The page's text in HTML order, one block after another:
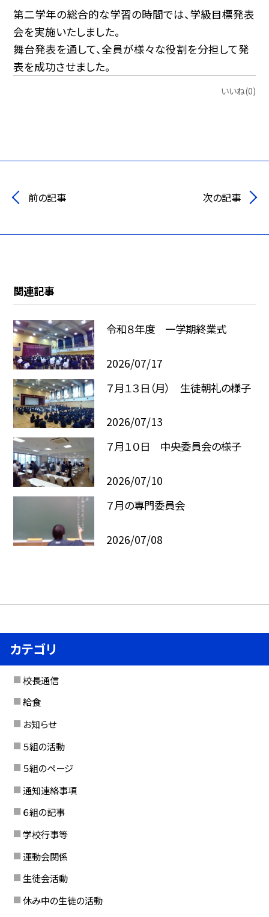
第二学年の総合的な学習の時間では、学級目標発表
会を実施いたしました。
舞台発表を通して、全員が様々な役割を分担して発
表を成功させました。
いいね(0)
前の記事 次の記事
関連記事
令和８年度 一学期終業式
2026/07/17
７月１３日（月） 生徒朝礼の様子
2026/07/13
７月１０日 中央委員会の様子
2026/07/10
７月の専門委員会
2026/07/08
カテゴリ
校長通信
給食
お知らせ
５組の活動
５組のページ
通知連絡事項
６組の記事
学校行事等
運動会関係
生徒会活動
休み中の生徒の活動